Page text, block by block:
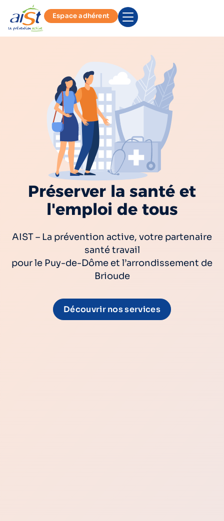
Espace adhérent
Préserver la santé et
l'emploi de tous
AIST – La prévention active, votre partenaire
santé travail
pour le Puy-de-Dôme et l’arrondissement de
Brioude
Découvrir nos services